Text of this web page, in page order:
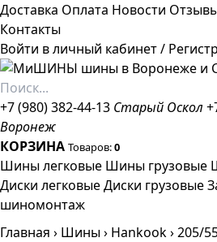
Доставка Оплата Новости
Контакты
Войти в личный кабинет/
+7 (980) 382-44-13 Старый Оскол
Воронеж
КОРЗИНА Товаров:0
Шины легковые Шины грузовые
Диски легковыеДиски грузовые
шиномонтаж
Главная › Шины› Hankook›205/